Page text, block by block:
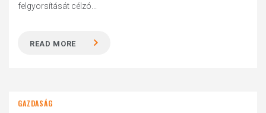
felgyorsítását célzó...
READ MORE
GAZDASÁG